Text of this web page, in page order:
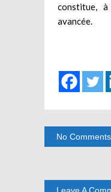
constitue,
avancée.
No Comments
Leave A